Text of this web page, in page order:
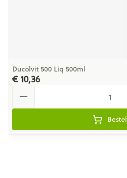
Ducolvit 500 Liq 500ml
€ 10,36
Bestel